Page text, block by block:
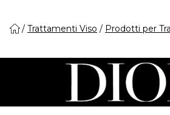
Trattamenti Viso Prodotti per